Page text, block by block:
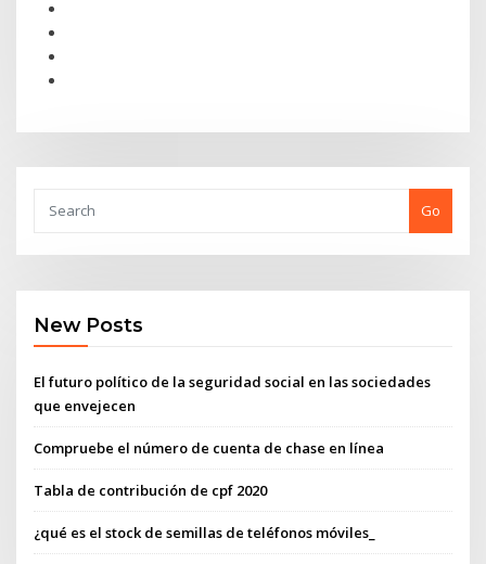
Go
New Posts
El futuro político de la seguridad social en las sociedades
que envejecen
Compruebe el número de cuenta de chase en línea
Tabla de contribución de cpf 2020
¿qué es el stock de semillas de teléfonos móviles_